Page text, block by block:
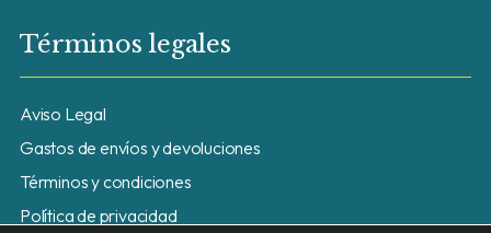
Términos legales
Aviso Legal
Gastos de envíos y devoluciones
Términos y condiciones
Política de privacidad